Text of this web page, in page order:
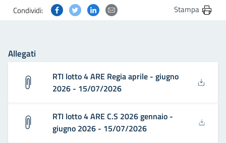
Condividi: Condividi questa pagina su Facebook
Condividi questa pagina su Twitter
Condividi questa pagina su Linkedin
Condividi questa pagina via
Stampa
Allegati
RTI lotto 4 ARE Regia aprile - giugno
2026 - 15/07/2026
RTI lotto 4 ARE C.S 2026 gennaio -
giugno 2026 - 15/07/2026